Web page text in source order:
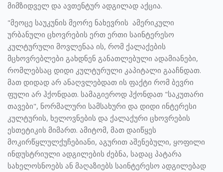
მიმზიდველ და ავთენტურ ადგილად აქცია.
"მეოცე საუკუნის მეორე ნახევრის ამერიკული
ურბანული ცხოვრების ერთ ერთი საინტერესო
კულტურული მოვლენაა ის, რომ ქალაქების
მცხოვრებლები გახდნენ განათლებული ადამიანები,
რომლებსაც დიდი კულტურული კაპიტალი გააჩნდათ.
მათ დიდად არ ანაღვლებდათ ის ფაქტი რომ ბევრი
ფული არ ჰქონდათ. სამაგიეროდ ჰქონდათ "საკუთარი
თავები", ნორმალური სამსახური და დიდი ინტერესი
კულტურის, ხელოვნების და ქალაქური ცხოვრების
ესთეტიკის მიმართ. ამიტომ, მათ დაიწყეს
მოკირწყლულქუჩებიანი, აგურით აშენებული, ყოფილი
ინდუსტრიული ადგილების ძებნა, სადაც პატარა
სახელოსნოებს ან მაღაზიებს საინტერესო ადგილებად